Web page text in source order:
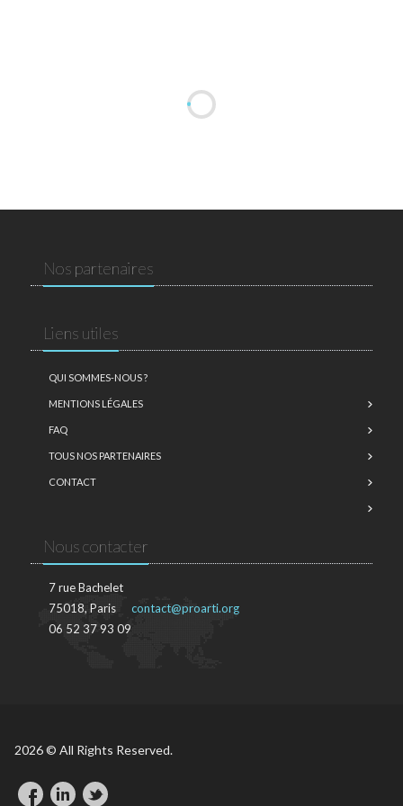
Nos partenaires
Liens utiles
QUI SOMMES-NOUS ?
MENTIONS LÉGALES
FAQ
TOUS NOS PARTENAIRES
CONTACT
Nous contacter
7 rue Bachelet
75018, Paris
06 52 37 93 09
contact@proarti.org
2026 © All Rights Reserved.